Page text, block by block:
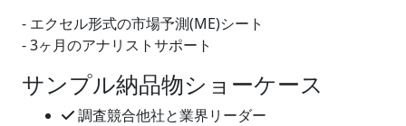
- エクセル形式の市場予測(ME)シート
- 3ヶ月のアナリストサポート
サンプル納品物ショーケース
調査競合他社と業界リーダー